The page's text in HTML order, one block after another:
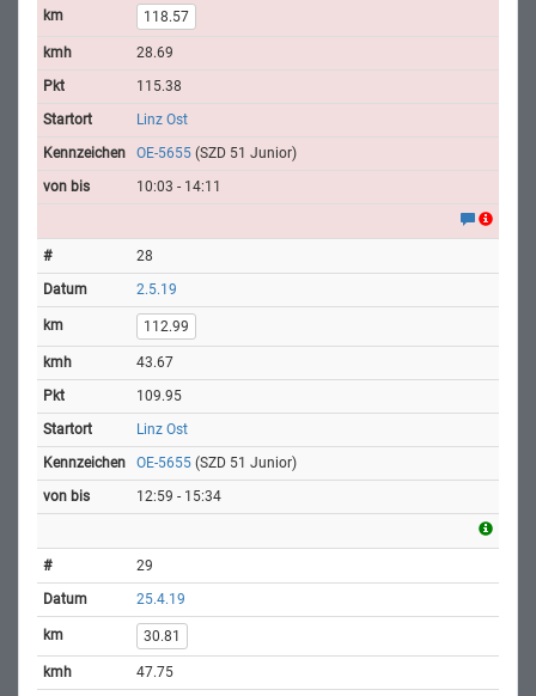
118.57
28.69
115.38
Linz Ost
OE-5655 (SZD 51 Junior)
10:03 - 14:11
28
2.5.19
112.99
43.67
109.95
Linz Ost
OE-5655 (SZD 51 Junior)
12:59 - 15:34
29
25.4.19
30.81
47.75